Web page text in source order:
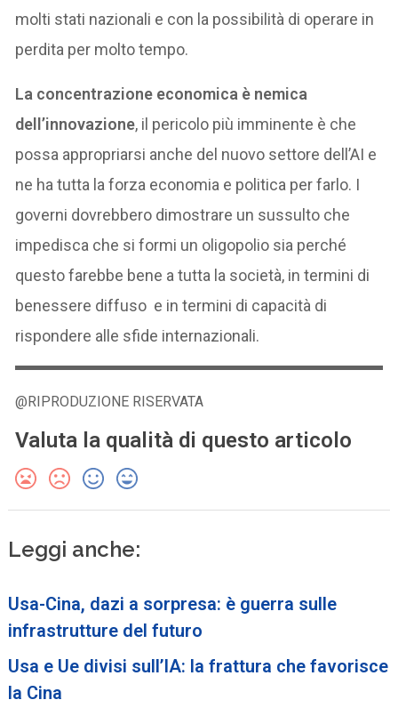
molti stati nazionali e con la possibilità di operare in
perdita per molto tempo.
La concentrazione economica è nemica
dell’innovazione, il pericolo più imminente è che
possa appropriarsi anche del nuovo settore dell’AI e
ne ha tutta la forza economia e politica per farlo. I
governi dovrebbero dimostrare un sussulto che
impedisca che si formi un oligopolio sia perché
questo farebbe bene a tutta la società, in termini di
benessere diffuso e in termini di capacità di
rispondere alle sfide internazionali.
@RIPRODUZIONE RISERVATA
Valuta la qualità di questo articolo
Leggi anche:
Usa-Cina, dazi a sorpresa: è guerra sulle
infrastrutture del futuro
Usa e Ue divisi sull’IA: la frattura che favorisce
la Cina